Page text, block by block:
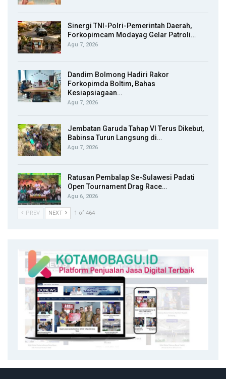
Sinergi TNI-Polri-Pemerintah Daerah,
Forkopimcam Modayag Gelar Patroli…
Agu 7, 2026
Dandim Bolmong Hadiri Rakor
Forkopimda Boltim, Bahas
Kesiapsiagaan…
Agu 7, 2026
Jembatan Garuda Tahap VI Terus Dikebut,
Babinsa Turun Langsung di…
Agu 7, 2026
Ratusan Pembalap Se-Sulawesi Padati
Open Tournament Drag Race…
Agu 6, 2026
PREV NEXT 1 of 464